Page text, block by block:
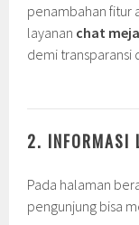
penambahan fitur
layanan chat
demi transparansi
2. INFORMASI
Pada halaman
pengunjung bisa